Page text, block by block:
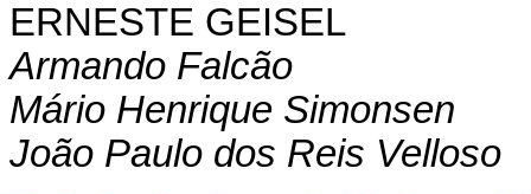
ERNESTE GEISEL
Armando Falcão
Mário Henrique Simonsen
João Paulo dos Reis Velloso